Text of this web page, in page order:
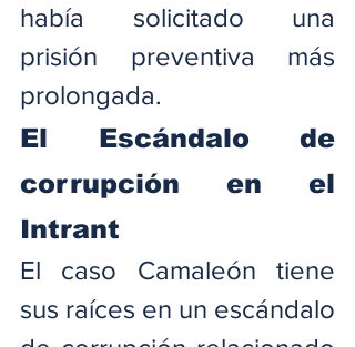
había solicitado una
prisión preventiva más
prolongada.
El Escándalo de
corrupción en el
Intrant
El caso Camaleón tiene
sus raíces en un escándalo